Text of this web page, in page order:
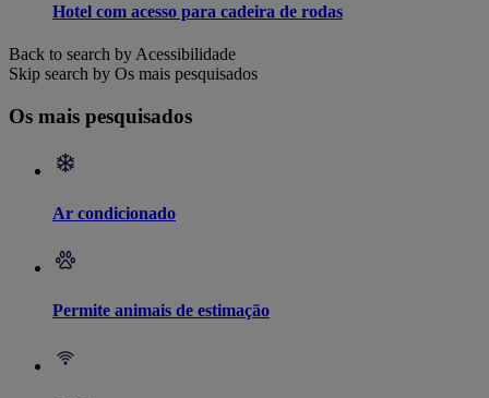
Hotel com acesso para cadeira de rodas
Back to search by Acessibilidade
Skip search by Os mais pesquisados
Os mais pesquisados
Ar condicionado
Permite animais de estimação